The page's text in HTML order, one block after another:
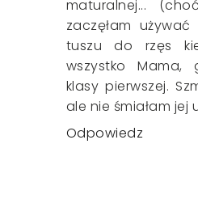
maturalnej...
zaczęłam
tuszu do rzęs
wszystko Mama,
klasy pierwszej.
ale nie śmiałam jej
Odpowiedz